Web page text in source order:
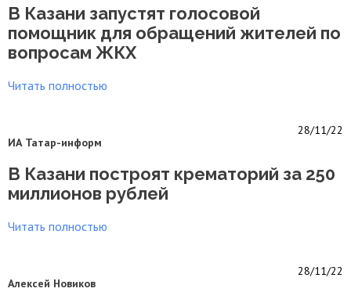
В Казани запустят голосовой
помощник для обращений жителей по
вопросам ЖКХ
Читать полностью
28/11/22
ИА Татар-информ
В Казани построят крематорий за 250
миллионов рублей
Читать полностью
28/11/22
Алексей Новиков